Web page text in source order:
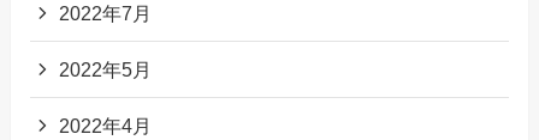
2022年7月
2022年5月
2022年4月